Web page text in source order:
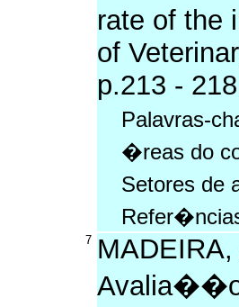
rate of the
of
p.213 -
Palavras-
�reas do
Setores
7
Avalia��o